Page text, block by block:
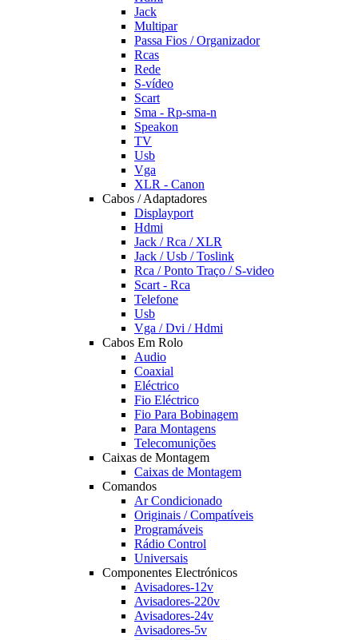
Jack
Multipar
Passa Fios / Organizador
Rcas
Rede
S-vídeo
Scart
Sma - Rp-sma-n
Speakon
TV
Usb
Vga
XLR - Canon
Cabos / Adaptadores
Displayport
Hdmi
Jack / Rca / XLR
Jack / Usb / Toslink
Rca / Ponto Traço / S-video
Scart - Rca
Telefone
Usb
Vga / Dvi / Hdmi
Cabos Em Rolo
Audio
Coaxial
Eléctrico
Fio Eléctrico
Fio Para Bobinagem
Para Montagens
Telecomunições
Caixas de Montagem
Caixas de Montagem
Comandos
Ar Condicionado
Originais / Compatíveis
Programáveis
Rádio Control
Universais
Componentes Electrónicos
Avisadores-12v
Avisadores-220v
Avisadores-24v
Avisadores-5v